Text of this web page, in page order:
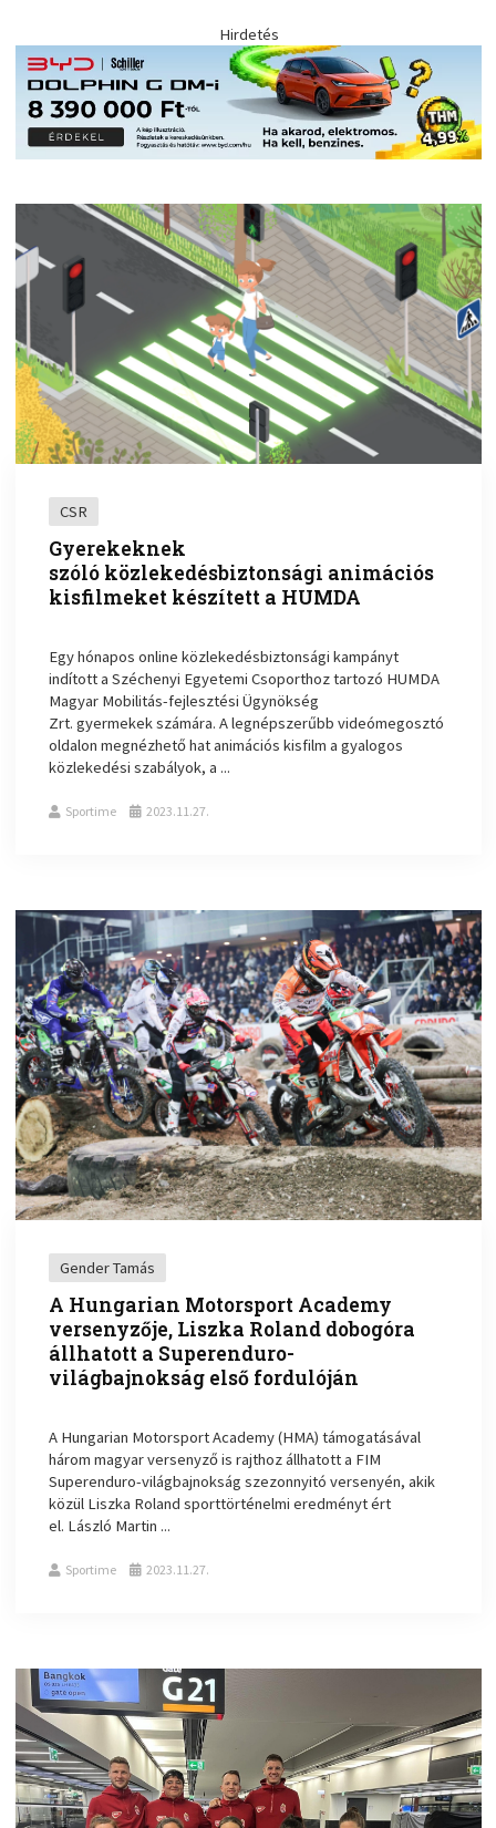
Hirdetés
CSR
Gyerekeknek
szóló közlekedésbiztonsági animációs
kisfilmeket készített a HUMDA
Egy hónapos online közlekedésbiztonsági kampányt
indított a Széchenyi Egyetemi Csoporthoz tartozó HUMDA
Magyar Mobilitás-fejlesztési Ügynökség
Zrt. gyermekek számára. A legnépszerűbb videómegosztó
oldalon megnézhető hat animációs kisfilm a gyalogos
közlekedési szabályok, a ...
Sportime 2023.11.27.
Gender Tamás
A Hungarian Motorsport Academy
versenyzője, Liszka Roland dobogóra
állhatott a Superenduro-
világbajnokság első fordulóján
A Hungarian Motorsport Academy (HMA) támogatásával
három magyar versenyző is rajthoz állhatott a FIM
Superenduro-világbajnokság szezonnyitó versenyén, akik
közül Liszka Roland sporttörténelmi eredményt ért
el. László Martin ...
Sportime 2023.11.27.